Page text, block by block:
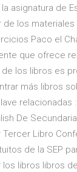
asignatura de
de los
Paco el
que ofrece
los libros es
más libros
relacionadas
De
Tercer Libro
de la SEP
libros libros